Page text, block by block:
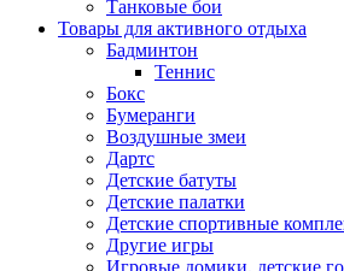
Танковые бои
Товары для активного отдыха
Бадминтон
Теннис
Бокс
Бумеранги
Воздушные змеи
Дартс
Детские батуты
Детские палатки
Детские спортивные
Другие игры
Игровые домики, детские